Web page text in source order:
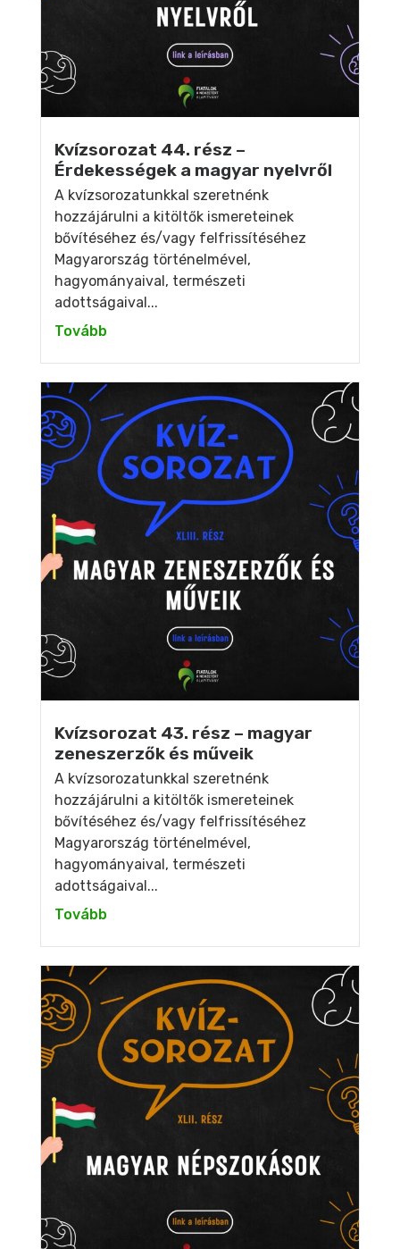
Kvízsorozat 44. rész –
Érdekességek a magyar nyelvről
A kvízsorozatunkkal szeretnénk
hozzájárulni a kitöltők ismereteinek
bővítéséhez és/vagy felfrissítéséhez
Magyarország történelmével,
hagyományaival, természeti
adottságaival...
Tovább
Kvízsorozat 43. rész – magyar
zeneszerzők és műveik
A kvízsorozatunkkal szeretnénk
hozzájárulni a kitöltők ismereteinek
bővítéséhez és/vagy felfrissítéséhez
Magyarország történelmével,
hagyományaival, természeti
adottságaival...
Tovább